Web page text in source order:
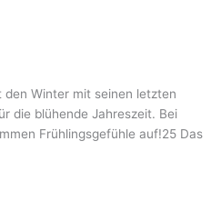
Winter mit seinen letzten
die blühende Jahreszeit. Bei
Frühlingsgefühle auf!25 Das